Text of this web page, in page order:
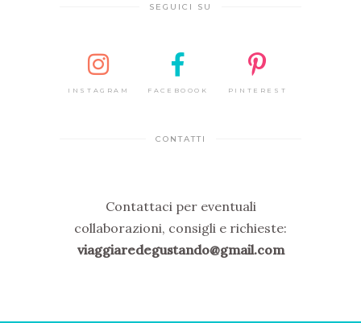
SEGUICI SU
INSTAGRAM FACEBOOOK PINTEREST
CONTATTI
Contattaci per eventuali
collaborazioni, consigli e richieste:
viaggiaredegustando@gmail.com